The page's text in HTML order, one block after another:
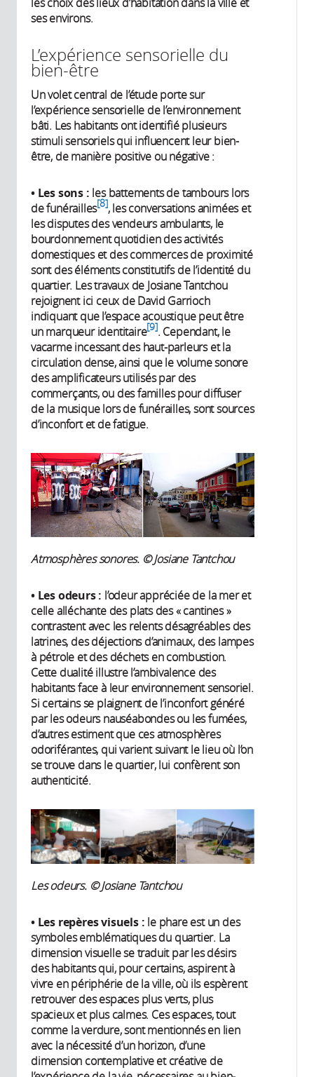
ses environs.
L’expérience sensorielle du
bien-être
Un volet central de l’étude porte sur
l’expérience sensorielle de l’environnement
bâti. Les habitants ont identifié plusieurs
stimuli sensoriels qui influencent leur bien-
être, de manière positive ou négative :
• Les sons : les battements de tambours lors
de funérailles 8 , les conversations animées et
les disputes des vendeurs ambulants, le
bourdonnement quotidien des activités
domestiques et des commerces de proximité
sont des éléments constitutifs de l’identité du
quartier. Les travaux de Josiane Tantchou
rejoignent ici ceux de David Garrioch
indiquant que l’espace acoustique peut être
un marqueur identitaire 9 . Cependant, le
vacarme incessant des haut-parleurs et la
circulation dense, ainsi que le volume sonore
des amplificateurs utilisés par des
commerçants, ou des familles pour diffuser
de la musique lors de funérailles, sont sources
d’inconfort et de fatigue.
Atmosphères sonores. © Josiane Tantchou
• Les odeurs : l’odeur appréciée de la mer et
celle alléchante des plats des « cantines »
contrastent avec les relents désagréables des
latrines, des déjections d’animaux, des lampes
à pétrole et des déchets en combustion.
Cette dualité illustre l’ambivalence des
habitants face à leur environnement sensoriel.
Si certains se plaignent de l’inconfort généré
par les odeurs nauséabondes ou les fumées,
d’autres estiment que ces atmosphères
odoriférantes, qui varient suivant le lieu où l’on
se trouve dans le quartier, lui confèrent son
authenticité.
Les odeurs. © Josiane Tantchou
• Les repères visuels : le phare est un des
symboles emblématiques du quartier. La
dimension visuelle se traduit par les désirs
des habitants qui, pour certains, aspirent à
vivre en périphérie de la ville, où ils espèrent
retrouver des espaces plus verts, plus
spacieux et plus calmes. Ces espaces, tout
comme la verdure, sont mentionnés en lien
avec la nécessité d’un horizon, d’une
dimension contemplative et créative de